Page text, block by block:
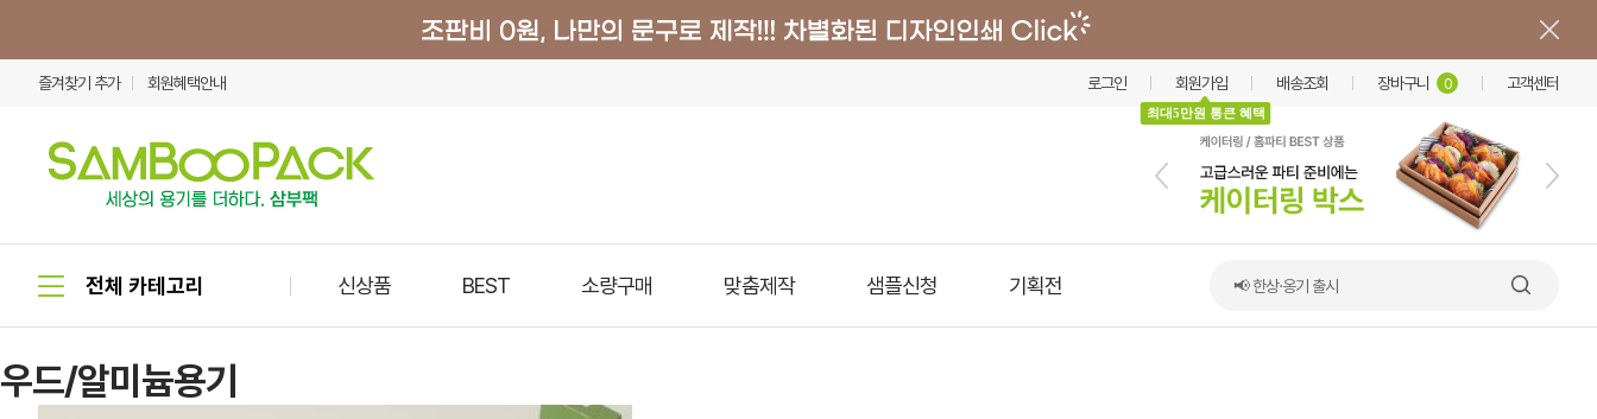
즐겨찾기 추가 회원혜택안내 로그인 회원가입
최대5만원 통큰 혜택
배송조회 장바구니 0 고객센터
신상품 BEST 소량구매 맞춤제작 샘플신청 기획전 📢 한상·옹기 출시
우드/알미늄용기